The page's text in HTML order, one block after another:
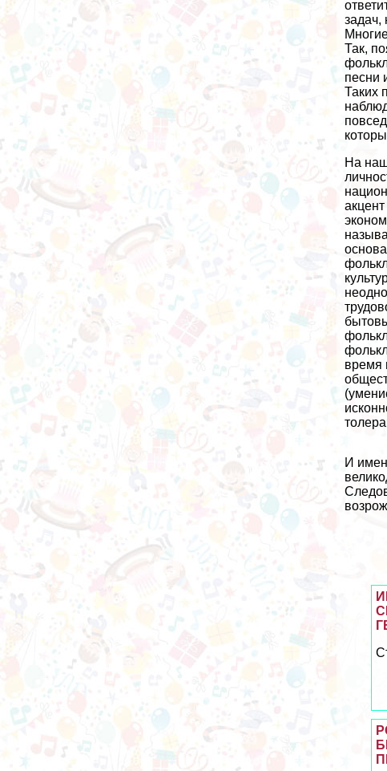
задач,
Так,
песни
Таких
На
время
И